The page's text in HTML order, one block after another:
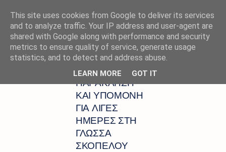
Αρχική σελίδα ΑΝΤΙΔΗΜΑΡΧΟΣ
ΘΕΡΜΗ
ΠΑΡΑΚΛΗΣΗ
ΚΑΙ ΥΠΟΜΟΝΗ
ΓΙΑ ΛΙΓΕΣ
ΗΜΕΡΕΣ ΣΤΗ
ΓΛΩΣΣΑ
ΣΚΟΠΕΛΟΥ
This site uses cookies from Google to deliver its services
and to analyze traffic. Your IP address and user-agent are
shared with Google along with performance and security
metrics to ensure quality of service, generate usage
statistics, and to detect and address abuse.
LEARN MORE GOT IT